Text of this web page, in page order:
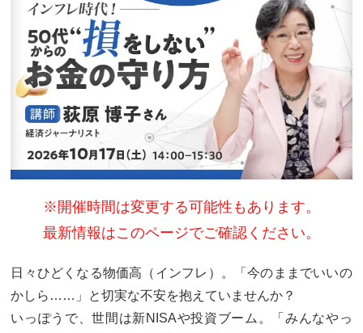
※開催時間は変更する可能性もあります。
最新情報はこのページでご確認ください。
日々ひどくなる物価高（インフレ）。「今のままでいいの
かしら……」と切実な不安を抱えていませんか？
いっぽうで、世間は新NISAや投資ブーム。「みんなやっ